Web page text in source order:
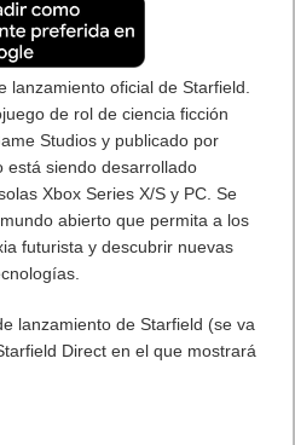
lanzamiento oficial de Starfield.
de rol de ciencia ficción
Studios y publicado por
está siendo desarrollado
Xbox Series X/S y PC. Se
abierto que permita a los
futurista y descubrir nuevas
lanzamiento de Starfield (se va
Direct en el que mostrará